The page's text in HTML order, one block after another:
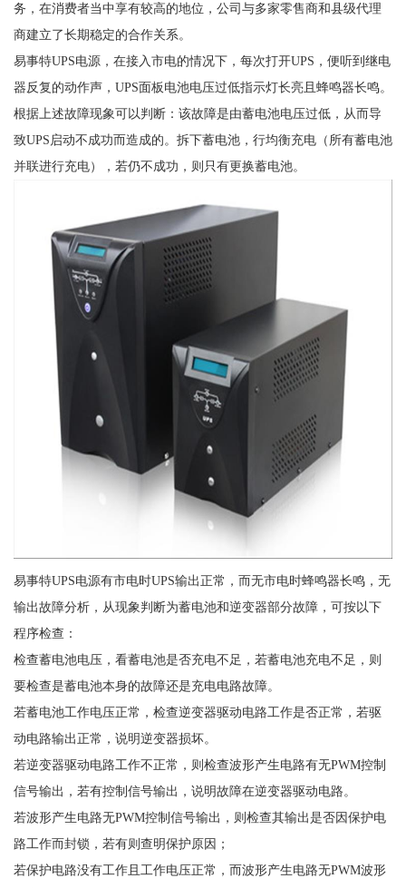
务，在消费者当中享有较高的地位，公司与多家零售商和县级代理
商建立了长期稳定的合作关系。
易事特UPS电源，在接入市电的情况下，每次打开UPS，便听到继电
器反复的动作声，UPS面板电池电压过低指示灯长亮且蜂鸣器长鸣。
根据上述故障现象可以判断：该故障是由蓄电池电压过低，从而导
致UPS启动不成功而造成的。拆下蓄电池，行均衡充电（所有蓄电池
并联进行充电），若仍不成功，则只有更换蓄电池。
易事特UPS电源有市电时UPS输出正常，而无市电时蜂鸣器长鸣，无
输出故障分析，从现象判断为蓄电池和逆变器部分故障，可按以下
程序检查：
检查蓄电池电压，看蓄电池是否充电不足，若蓄电池充电不足，则
要检查是蓄电池本身的故障还是充电电路故障。
若蓄电池工作电压正常，检查逆变器驱动电路工作是否正常，若驱
动电路输出正常，说明逆变器损坏。
若逆变器驱动电路工作不正常，则检查波形产生电路有无PWM控制
信号输出，若有控制信号输出，说明故障在逆变器驱动电路。
若波形产生电路无PWM控制信号输出，则检查其输出是否因保护电
路工作而封锁，若有则查明保护原因；
若保护电路没有工作且工作电压正常，而波形产生电路无PWM波形